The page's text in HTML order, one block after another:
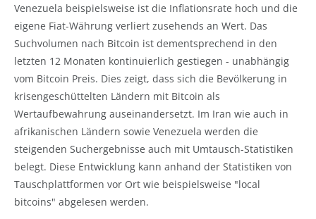
Venezuela beispielsweise ist die Inflationsrate hoch und die
eigene Fiat-Währung verliert zusehends an Wert. Das
Suchvolumen nach Bitcoin ist dementsprechend in den
letzten 12 Monaten kontinuierlich gestiegen - unabhängig
vom Bitcoin Preis. Dies zeigt, dass sich die Bevölkerung in
krisengeschüttelten Ländern mit Bitcoin als
Wertaufbewahrung auseinandersetzt. Im Iran wie auch in
afrikanischen Ländern sowie Venezuela werden die
steigenden Suchergebnisse auch mit Umtausch-Statistiken
belegt. Diese Entwicklung kann anhand der Statistiken von
Tauschplattformen vor Ort wie beispielsweise "local
bitcoins" abgelesen werden.